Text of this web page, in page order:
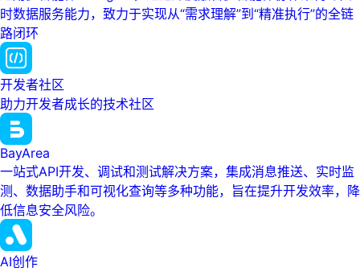
时数据服务能力，致力于实现从“需求理解”到“精准执行”的全链
路闭环
开发者社区
助力开发者成长的技术社区
BayArea
一站式API开发、调试和测试解决方案，集成消息推送、实时监
测、数据助手和可视化查询等多种功能，旨在提升开发效率，降
低信息安全风险。
AI创作